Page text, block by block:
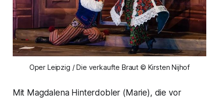
Oper Leipzig / Die verkaufte Braut © Kirsten Nijhof
Mit Magdalena Hinterdobler (Marie), die vor